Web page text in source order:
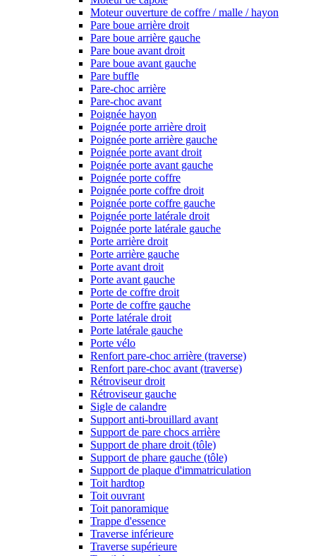
Moteur ouverture de coffre / malle / hayon
Pare boue arrière droit
Pare boue arrière gauche
Pare boue avant droit
Pare boue avant gauche
Pare buffle
Pare-choc arrière
Pare-choc avant
Poignée hayon
Poignée porte arrière droit
Poignée porte arrière gauche
Poignée porte avant droit
Poignée porte avant gauche
Poignée porte coffre
Poignée porte coffre droit
Poignée porte coffre gauche
Poignée porte latérale droit
Poignée porte latérale gauche
Porte arrière droit
Porte arrière gauche
Porte avant droit
Porte avant gauche
Porte de coffre droit
Porte de coffre gauche
Porte latérale droit
Porte latérale gauche
Porte vélo
Renfort pare-choc arrière (traverse)
Renfort pare-choc avant (traverse)
Rétroviseur droit
Rétroviseur gauche
Sigle de calandre
Support anti-brouillard avant
Support de pare chocs arrière
Support de phare droit (tôle)
Support de phare gauche (tôle)
Support de plaque d'immatriculation
Toit hardtop
Toit ouvrant
Toit panoramique
Trappe d'essence
Traverse inférieure
Traverse supérieure